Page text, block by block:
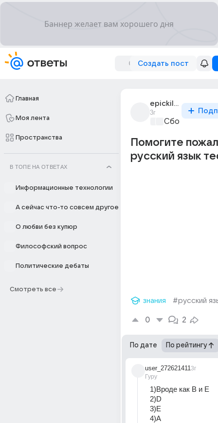
Создать пост
Главная
Моя лента
Пространства
В ТОПЕ НА ОТВЕТАХ
Информационные технологии
А сейчас что-то совсем другое
О любви без купюр
Философский вопрос
Политические дебаты
Смотреть все
epickiller_killer
3г
Сборная
Помогите
русский язык
знания #русский
0 2
По дате По рейтингу
user_272621411
Гуру
3г
1)Вроде как B и E
2)D
3)E
4)A